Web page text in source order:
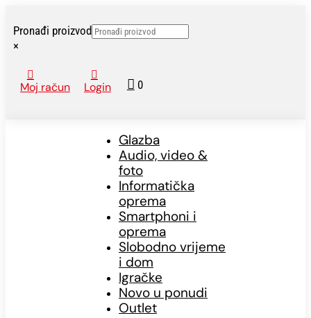
Pronađi proizvod
×

Moj račun

Login  0
Glazba
Audio, video &
foto
Informatička
oprema
Smartphoni i
oprema
Slobodno vrijeme
i dom
Igračke
Novo u ponudi
Outlet